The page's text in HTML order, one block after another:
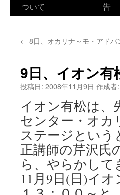
ついて
告
← 8日、オカリナ～モ・アドバ
9日、イオン
投稿日: 2008年11月9日 作成者:
イオン有松は、
センター・オカ
ステージとい
正講師の芹沢氏
ら、やらかして
11月9日(日)イ